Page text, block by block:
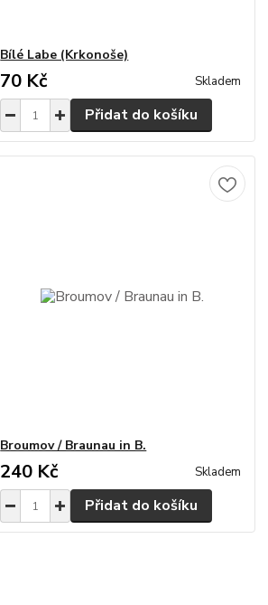
Bílé Labe (Krkonoše)
70 Kč Skladem
Přidat do košíku
Broumov / Braunau in B.
240 Kč Skladem
Přidat do košíku